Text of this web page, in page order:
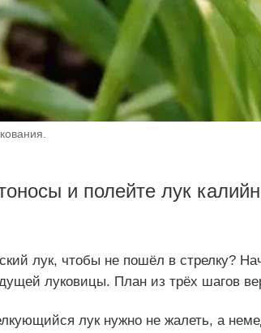
и полейте лук
лук, чтобы не пошёл в стрелку?
луковицы. План из трёх шагов
лук нужно не жалеть, а